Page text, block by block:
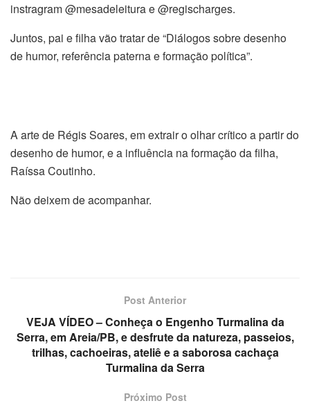
instragram @mesadeleitura e @regischarges.
Juntos, pai e filha vão tratar de “Diálogos sobre desenho
de humor, referência paterna e formação política”.
A arte de Régis Soares, em extrair o olhar crítico a partir do
desenho de humor, e a influência na formação da filha,
Raíssa Coutinho.
Não deixem de acompanhar.
Post Anterior
VEJA VÍDEO – Conheça o Engenho Turmalina da
Serra, em Areia/PB, e desfrute da natureza, passeios,
trilhas, cachoeiras, ateliê e a saborosa cachaça
Turmalina da Serra
Próximo Post